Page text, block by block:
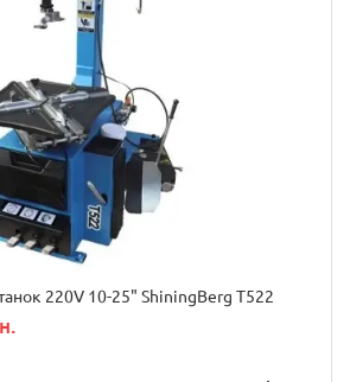
220V 10-25" ShiningBerg T522